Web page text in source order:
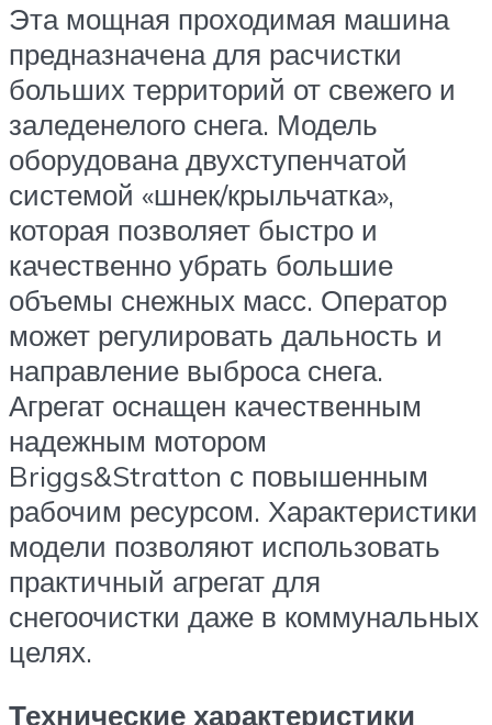
Эта мощная проходимая машина
предназначена для расчистки
больших территорий от свежего и
заледенелого снега. Модель
оборудована двухступенчатой
системой «шнек/крыльчатка»,
которая позволяет быстро и
качественно убрать большие
объемы снежных масс. Оператор
может регулировать дальность и
направление выброса снега.
Агрегат оснащен качественным
надежным мотором
Briggs&Stratton с повышенным
рабочим ресурсом. Характеристики
модели позволяют использовать
практичный агрегат для
снегоочистки даже в коммунальных
целях.
Технические характеристики